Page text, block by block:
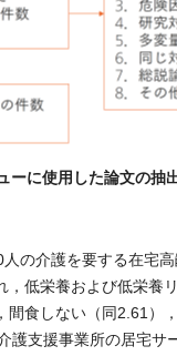
ーに使用した論文の抽
の介護を要する在宅
，低栄養および低栄養
間食しない（同2.61）
護支援事業所の居宅